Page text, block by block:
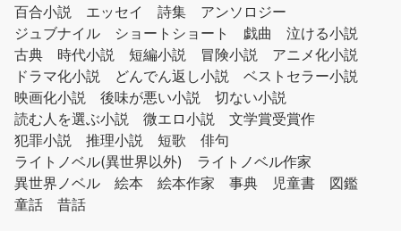
百合小説
エッセイ 詩集
アンソロジー
ジュブナイル
ショートショート 戯曲
泣ける小説
古典
時代小説 短編小説 冒険小説
アニメ化小説
ドラマ化小説
どんでん返し小説
ベストセラー小説
映画化小説
後味が悪い小説
切ない小説
読む人を選ぶ小説
微エロ小説
文学賞受賞作
犯罪小説
推理小説 短歌
俳句
ライトノベル(異世界以外)
ライトノベル作家
異世界ノベル
絵本 絵本作家 事典 児童書
図鑑
童話
昔話